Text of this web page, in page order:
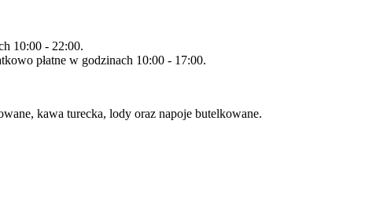
10:00 - 22:00.
płatne w godzinach 10:00 - 17:00.
kawa turecka, lody oraz napoje butelkowane.